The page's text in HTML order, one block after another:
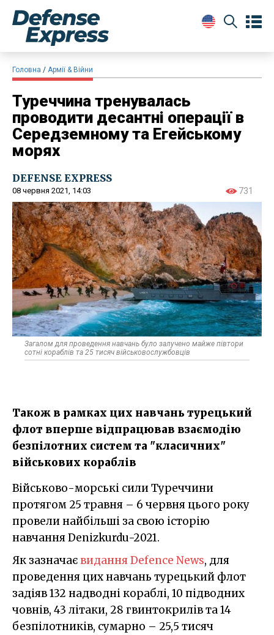
Головна Армії & Війни
Туреччина тренувалась
проводити десантні операції в
Середземному та Егейському
морях
DEFENSE EXPRESS
08 червня 2021, 14:03 731
Загалом для проведення навчань було залучено майже півтори
сотні кораблів та 25 тисяч військовослужбовців
Також в рамках цих навчань турецький
флот вперше відпрацював взаємодію
безпілотних систем та "класичних"
військових кораблів
Військово-морські сили Туреччини
протягом 25 травня – 6 червня цього року
провели найбільші за свою історію
навчання Denizkurdu-2021.
Як зазначаєвидання Defence News, для
проведення цих навчань турецький флот
задіяв 132 надводні кораблі, 10 підводних
човнів, 43 літаки, 28 гвинтокрилів та 14
безпілотників, сумарно – 25,5 тисяч